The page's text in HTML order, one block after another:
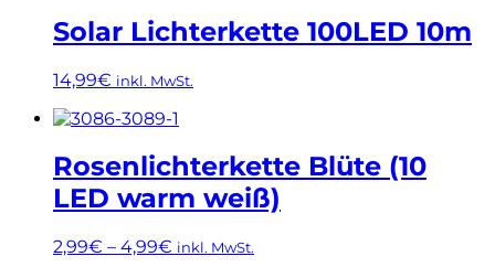
Solar Lichterkette 100LED 10m
14,99€ inkl. MwSt.
Rosenlichterkette Blüte (10
LED warm weiß)
2,99€ – 4,99€ inkl. MwSt.